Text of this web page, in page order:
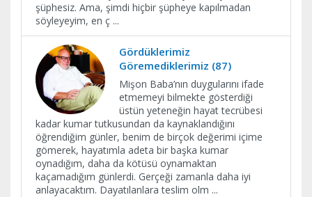
şüphesiz. Ama, şimdi hiçbir şüpheye kapılmadan
söyleyeyim, en ç ...
Gördüklerimiz
Göremediklerimiz (87)
Mişon Baba’nın duygularını ifade
etmemeyi bilmekte gösterdiği
üstün yeteneğin hayat tecrübesi
kadar kumar tutkusundan da kaynaklandığını
öğrendiğim günler, benim de birçok değerimi içime
gömerek, hayatımla adeta bir başka kumar
oynadığım, daha da kötüsü oynamaktan
kaçamadığım günlerdi. Gerçeği zamanla daha iyi
anlayacaktım. Dayatılanlara teslim olm ...